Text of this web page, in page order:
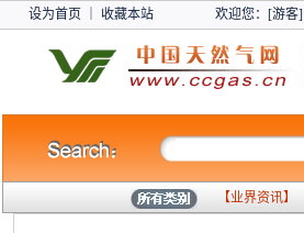
设为首页 收藏本站 欢迎您：[游客
【业界资讯】